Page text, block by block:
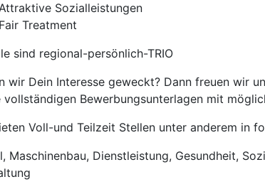
Sozialleistungen
Fair Treatment
sind regional-persönlich-TRIO
wir Dein Interesse geweckt? Dann freuen wir
vollständigen Bewerbungsunterlagen mit
Voll-und Teilzeit Stellen unter anderem in
Maschinenbau, Dienstleistung, Gesundheit,